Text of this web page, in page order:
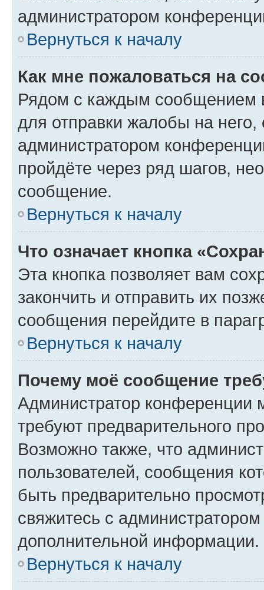
администратором
Вернуться к началу
Как мне пожаловаться на
Рядом с каждым сообщением
для отправки жалобы на
администратором
пройдёте через ряд шагов,
сообщение.
Вернуться к началу
Что означает кнопка
Эта кнопка позволяет вам
закончить и отправить их
сообщения перейдите в
Вернуться к началу
Почему моё сообщение
Администратор конференции
требуют предварительного
Возможно также, что
пользователей, сообщения
быть предварительно
свяжитесь с
дополнительной информации.
Вернуться к началу